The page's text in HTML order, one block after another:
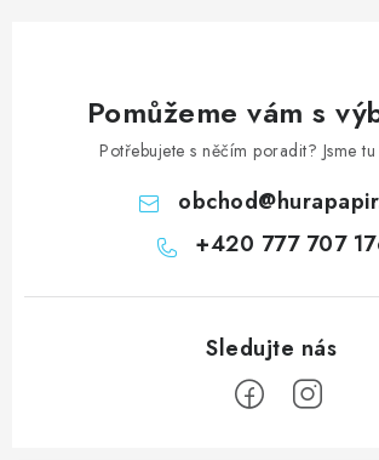
Pomůžeme vám s
Potřebujete s něčím poradit? Jsme
obchod@
+420 777 707